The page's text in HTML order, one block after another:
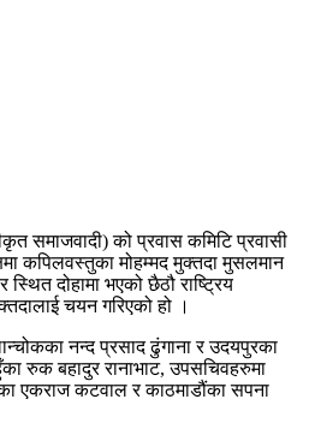
समाजवादी) को प्रवास कमिटि प्रवासी
कपिलवस्तुका मोहम्मद मुक्तदा मुसलमान
दोहामा भएको छैठौ राष्ट्रिय
चयन गरिएको हो ।
नन्द प्रसाद ढुंगाना र उदयपुरका
रुक बहादुर रानाभाट, उपसचिवहरुमा
एकराज कटवाल र काठमाडौंका सपना